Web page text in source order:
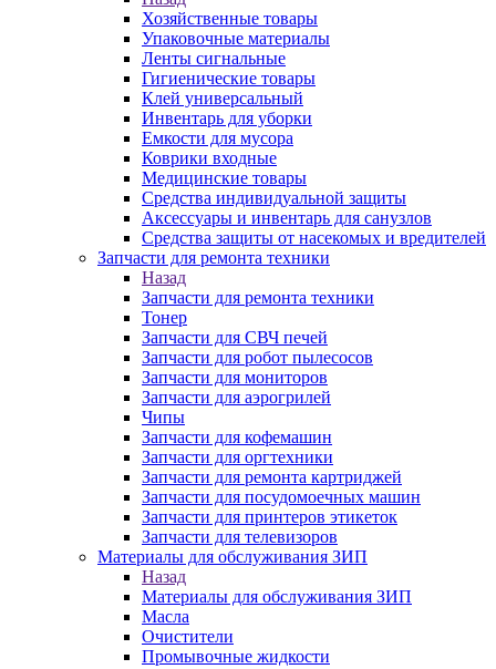
Хозяйственные товары
Упаковочные материалы
Ленты сигнальные
Гигиенические товары
Клей универсальный
Инвентарь для уборки
Емкости для мусора
Коврики входные
Медицинские товары
Средства индивидуальной защиты
Аксессуары и инвентарь для санузлов
Средства защиты от насекомых и вредителей
Запчасти для ремонта техники
Назад
Запчасти для ремонта техники
Тонер
Запчасти для СВЧ печей
Запчасти для робот пылесосов
Запчасти для мониторов
Запчасти для аэрогрилей
Чипы
Запчасти для кофемашин
Запчасти для оргтехники
Запчасти для ремонта картриджей
Запчасти для посудомоечных машин
Запчасти для принтеров этикеток
Запчасти для телевизоров
Материалы для обслуживания ЗИП
Назад
Материалы для обслуживания ЗИП
Масла
Очистители
Промывочные жидкости